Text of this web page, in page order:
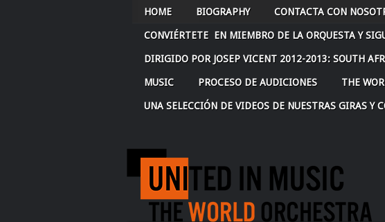
HOME BIOGRAPHY CONTACTA CON
CONVIÉRTETE EN MIEMBRO DE LA ORQUESTA Y
DIRIGIDO POR JOSEP VICENT 2012-2013: SOUTH
MUSIC PROCESO DE AUDICIONES THE
UNA SELECCIÓN DE VIDEOS DE NUESTRAS GIRAS Y